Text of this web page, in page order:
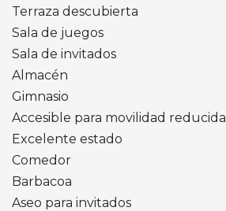
Terraza descubierta
Sala de juegos
Sala de invitados
Almacén
Gimnasio
Accesible para movilidad reducida
Excelente estado
Comedor
Barbacoa
Aseo para invitados